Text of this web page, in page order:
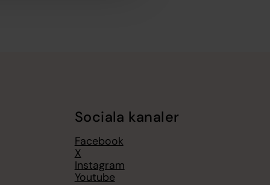
Sociala kanaler
Facebook
X
Instagram
Youtube